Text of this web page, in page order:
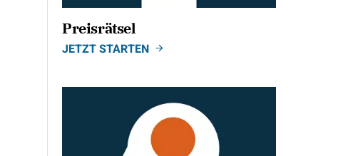
Preisrätsel
JETZT STARTEN